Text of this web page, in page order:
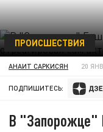
ПРОИСШЕСТВИЯ
АНАИТ САРКИСЯН 20
ПОДПИШИТЕСЬ:
В "Запорожце"